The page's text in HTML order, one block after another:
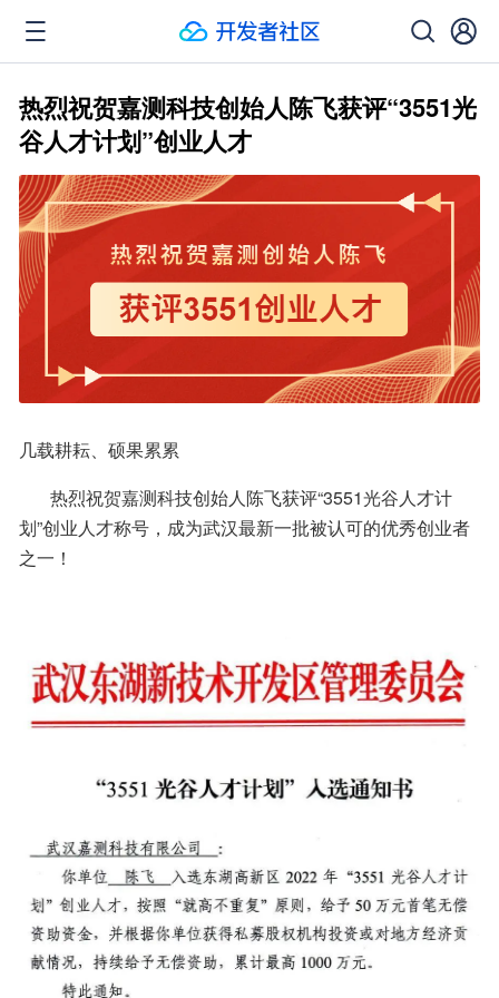
热烈祝贺嘉测科技创始人陈飞获评“3551光
谷人才计划”创业人才
几载耕耘、硕果累累
划”创业人才称号，成为武汉最新一批被认可的优秀创业者
之一！